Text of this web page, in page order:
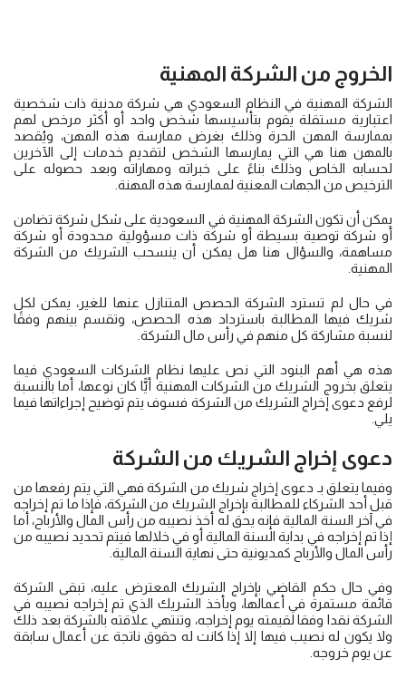
الخروج من الشركة المهنية
الشركة المهنية في النظام السعودي هي شركة مدنية ذات شخصية
اعتبارية مستقلة يقوم بتأسيسها شخص واحد أو أكثر مرخص لهم
بممارسة المهن الحرة وذلك بغرض ممارسة هذه المهن، ويُقصد
بالمهن هنا هي التي يمارسها الشخص لتقديم خدمات إلى الآخرين
لحسابه الخاص وذلك بناءً على خبراته ومهاراته وبعد حصوله على
الترخيص من الجهات المعنية لممارسة هذه المهنة.
يمكن أن تكون الشركة المهنية في السعودية على شكل شركة تضامن
أو شركة توصية بسيطة أو شركة ذات مسؤولية محدودة أو شركة
مساهمة، والسؤال هنا هل يمكن أن ينسحب الشريك من الشركة
المهنية.
في حال لم تسترد الشركة الحصص المتنازل عنها للغير، يمكن لكل
شريك فيها المطالبة باسترداد هذه الحصص، وتقسم بينهم وفقًا
لنسبة مشاركة كل منهم في رأس مال الشركة.
هذه هي أهم البنود التي نص عليها نظام الشركات السعودي فيما
يتعلق بخروج الشريك من الشركات المهنية أيًّا كان نوعها، أما بالنسبة
لرفع دعوى إخراج الشريك من الشركة فسوف يتم توضيح إجراءاتها فيما
يلي.
دعوى إخراج الشريك من الشركة
وفيما يتعلق بـ دعوى إخراج شريك من الشركة فهي التي يتم رفعها من
قبل أحد الشركاء للمطالبة بإخراج الشريك من الشركة، فإذا ما تم إخراجه
في آخر السنة المالية فإنه يحق له أخذ نصيبه من رأس المال والأرباح، أما
إذا تم إخراجه في بداية السنة المالية أو في خلالها فيتم تحديد نصيبه من
رأس المال والأرباح كمديونية حتى نهاية السنة المالية.
وفي حال حكم القاضي بإخراج الشريك المعترض عليه، تبقى الشركة
قائمة مستمرة في أعمالها، ويأخذ الشريك الذي تم إخراجه نصيبه في
الشركة نقدا وفقا لقيمته يوم إخراجه، وتنتهي علاقته بالشركة بعد ذلك
ولا يكون له نصيب فيها إلا إذا كانت له حقوق ناتجة عن أعمال سابقة
عن يوم خروجه.